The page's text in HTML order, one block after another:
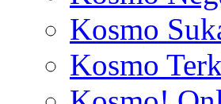
Kosmo
Kosmo